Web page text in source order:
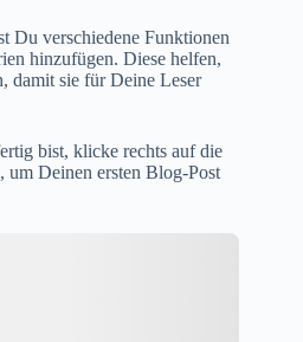
Du verschiedene Funktionen
hinzufügen. Diese helfen,
damit sie für Deine Leser
bist, klicke rechts auf die
um Deinen ersten Blog-Post